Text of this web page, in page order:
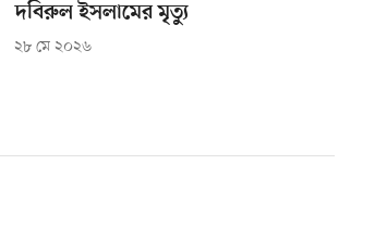
দবিরুল ইসলামের মৃত্যু
২৮ মে ২০২৬